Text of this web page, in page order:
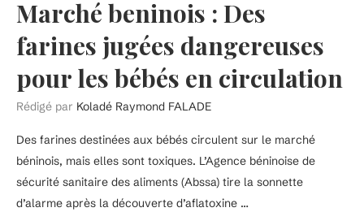
Marché beninois : Des
farines jugées dangereuses
pour les bébés en circulation
Rédigé par Koladé Raymond FALADE
Des farines destinées aux bébés circulent sur le marché
béninois, mais elles sont toxiques. L’Agence béninoise de
sécurité sanitaire des aliments (Abssa) tire la sonnette
d’alarme après la découverte d’aflatoxine …